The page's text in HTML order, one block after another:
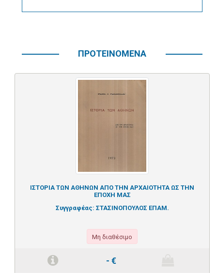
ΠΡΟΤΕΙΝΟΜΕΝΑ
ΙΣΤΟΡΙΑ ΤΩΝ ΑΘΗΝΩΝ ΑΠΟ ΤΗΝ ΑΡΧΑΙΟΤΗΤΑ ΩΣ ΤΗΝ
ΕΠΟΧΗ ΜΑΣ
Συγγραφέας: ΣΤΑΣΙΝΟΠΟΥΛΟΣ ΕΠΑΜ.
Μη διαθέσιμο
- €